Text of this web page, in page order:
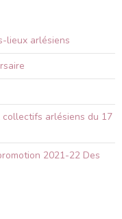
lieux arlésiens
arlésiens du 17
2021-22 Des